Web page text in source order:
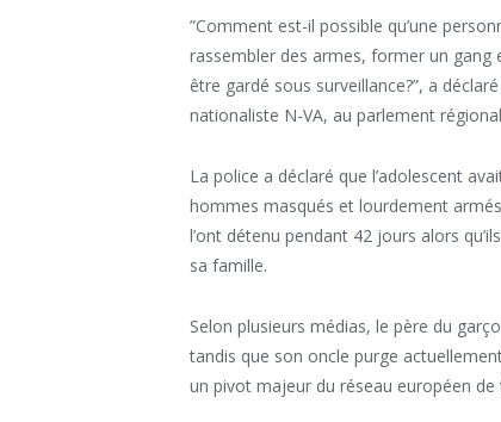
”Comment est-il possible qu’une
rassembler des armes, former un
être gardé sous surveillance?”, a
nationaliste N-VA, au parlement
La police a déclaré que l’adolescent
hommes masqués et lourdement
l’ont détenu pendant 42 jours alors
sa famille.
Selon plusieurs médias, le père du
tandis que son oncle purge
un pivot majeur du réseau européen de